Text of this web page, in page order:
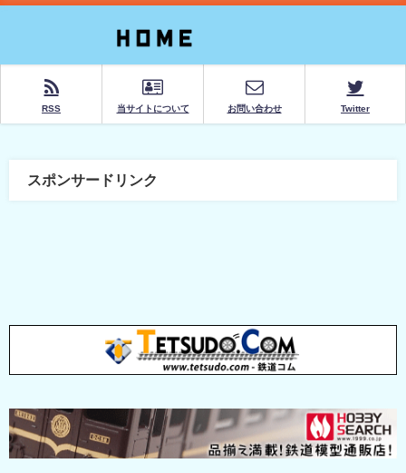
RSS 当サイトについて お問い合わせ Twitter
スポンサードリンク